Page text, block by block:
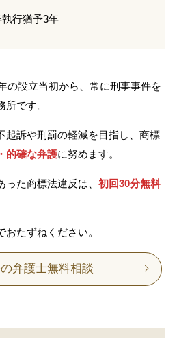
行猶予3年
の設立当初から、常に刑事事件を
です。
起訴や刑罰の軽減を目指し、商標
的確な弁護に努めます。
た商標法違反は、 初回30分無料
たずねください。
弁護士無料相談